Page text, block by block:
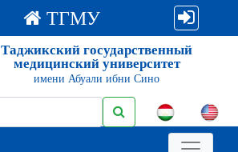
ТГМУ
Таджикский государственный
медицинский университет
имени Абуали ибни Сино